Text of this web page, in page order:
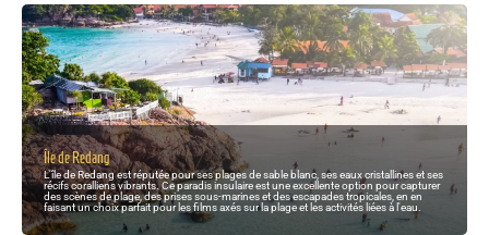
Île de Redang
L'île de Redang est réputée pour ses plages de sable blanc, ses eaux cristallines et ses
récifs coralliens vibrants. Ce paradis insulaire est une excellente option pour capturer
des scènes de plage, des prises sous-marines et des escapades tropicales, en en
faisant un choix parfait pour les films axés sur la plage et les activités liées à l'eau.